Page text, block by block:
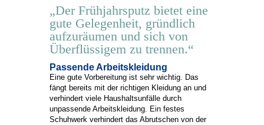
„Der Frühjahrsputz bietet eine
gute Gelegenheit, gründlich
aufzuräumen und sich von
Überflüssigem zu trennen.“
Passende Arbeitskleidung
Eine gute Vorbereitung ist sehr wichtig. Das
fängt bereits mit der richtigen Kleidung an und
verhindert viele Haushaltsunfälle durch
unpassende Arbeitskleidung. Ein festes
Schuhwerk verhindert das Abrutschen von der